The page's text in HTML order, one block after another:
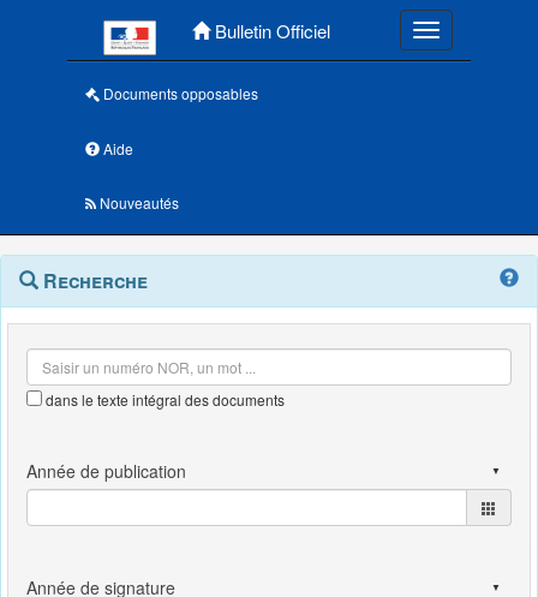
Bulletin Officiel Toggle
Documents opposables
Aide
Nouveautés
Navigation
outils
Menu
contextuel
Recherche
dans le texte intégral des documents